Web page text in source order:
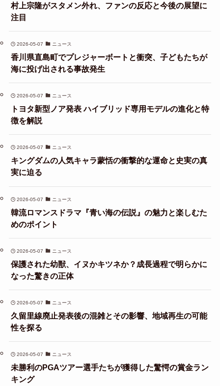
村上宗隆がスタメン外れ、ファンの反応と今後の展望に
注目
2026-05-07 ニュース
香川県直島町でプレジャーボートと衝突、子どもたちが
海に投げ出される事故発生
2026-05-07 ニュース
トヨタ新型ノア発表 ハイブリッド専用モデルの進化と特
徴を解説
2026-05-07 ニュース
キングダムの人気キャラ蒙恬の衝撃的な運命と史実の真
実に迫る
2026-05-07 ニュース
韓流ロマンスドラマ『青い海の伝説』の魅力と楽しむた
めのポイント
2026-05-07 ニュース
保護された幼獣、イヌかキツネか？成長過程で明らかに
なった驚きの正体
2026-05-07 ニュース
久留里線廃止発表後の混雑とその影響、地域再生の可能
性を探る
2026-05-07 ニュース
未勝利のPGAツアー選手たちが獲得した驚愕の賞金ラン
キング